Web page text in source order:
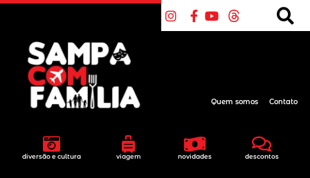
diversão e cultura viagem novidades descontos
Quem somos Contato